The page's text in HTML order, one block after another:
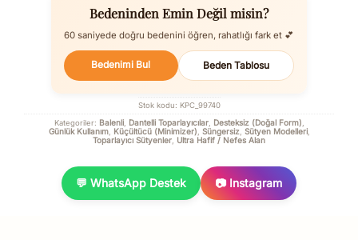
Bedeninden Emin Değil misin?
60 saniyede doğru bedenini öğren, rahatlığı fark et 💕
Bedenimi Bul Beden Tablosu
Stok kodu: KPC_99740
Kategoriler: Balenli, Dantelli Toparlayıcılar, Desteksiz (Doğal Form)
Günlük Kullanım, Küçültücü (Minimizer) Süngersiz Sütyen Modelleri,
Toparlayıcı Sütyenler Ultra Hafif / Nefes Alan
💬 WhatsApp Destek 📷 Instagram